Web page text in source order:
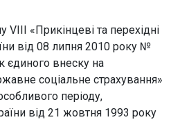
«Прикінцеві та перехідні
від 08 липня 2010 року №
єдиного внеску на
соціальне страхування»
періоду,
від 21 жовтня 1993 року